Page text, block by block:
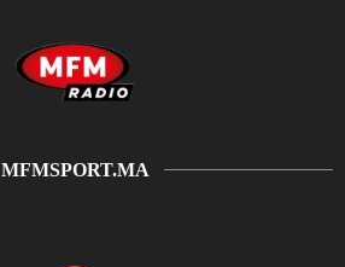
MFMSPORT.MA